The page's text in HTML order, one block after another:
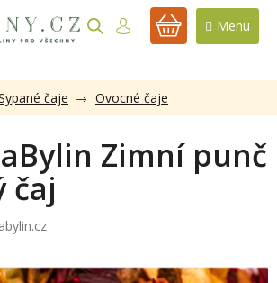
NÁKUPNÍ
čaje Ovocné čaje
Zimní punč
čaj